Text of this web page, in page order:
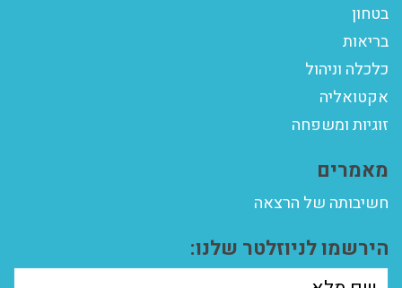
בטחון
בריאות
כלכלה וניהול
אקטואליה
זוגיות ומשפחה
מאמרים
חשיבותה של הרצאה
הירשמו לניוזלטר שלנו: